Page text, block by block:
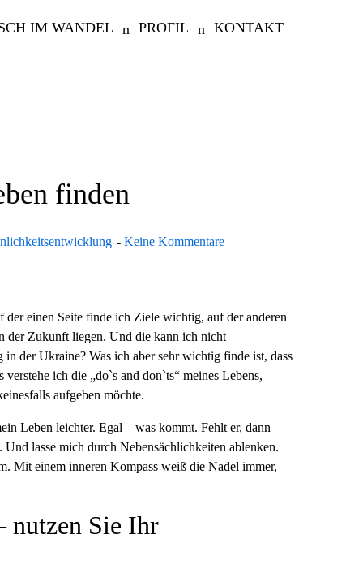
IM WANDEL PROFIL KONTAKT
finden
Keine Kommentare
einen Seite finde ich Ziele wichtig, auf der anderen
der Zukunft liegen. Und die kann ich nicht
der Ukraine? Was ich aber sehr wichtig finde ist, dass
ich die „do`s and don`ts“ meines Lebens,
aufgeben möchte.
Leben leichter. Egal – was kommt. Fehlt er, dann
lasse mich durch Nebensächlichkeiten ablenken.
Mit einem inneren Kompass weiß die Nadel immer,
nutzen Sie Ihr